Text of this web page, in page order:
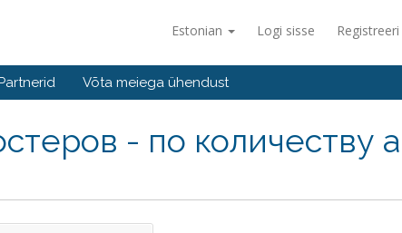
Estonian Logi sisse Registreeri
Võta meiega ühendust
- по количеству